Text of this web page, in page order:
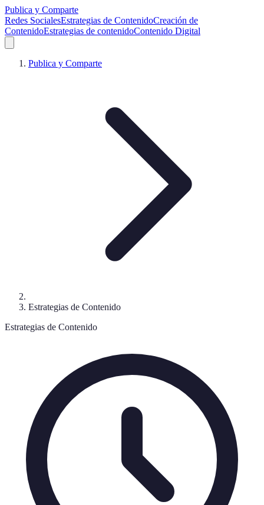
Publica y Comparte
Redes SocialesEstrategias de ContenidoCreación de
ContenidoEstrategias de contenidoContenido Digital
Publica y Comparte
Estrategias de Contenido
Estrategias de Contenido